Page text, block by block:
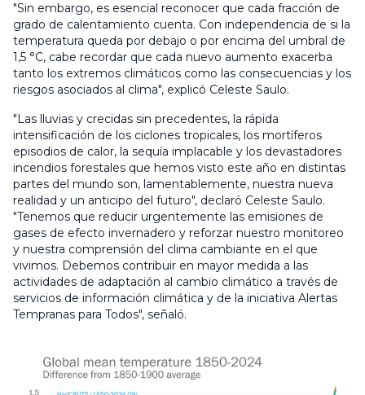
"Sin embargo, es esencial reconocer que cada fracción de
grado de calentamiento cuenta. Con independencia de si la
temperatura queda por debajo o por encima del umbral de
1,5 °C, cabe recordar que cada nuevo aumento exacerba
tanto los extremos climáticos como las consecuencias y los
riesgos asociados al clima", explicó Celeste Saulo.
"Las lluvias y crecidas sin precedentes, la rápida
intensificación de los ciclones tropicales, los mortíferos
episodios de calor, la sequía implacable y los devastadores
incendios forestales que hemos visto este año en distintas
partes del mundo son, lamentablemente, nuestra nueva
realidad y un anticipo del futuro", declaró Celeste Saulo.
"Tenemos que reducir urgentemente las emisiones de
gases de efecto invernadero y reforzar nuestro monitoreo
y nuestra comprensión del clima cambiante en el que
vivimos. Debemos contribuir en mayor medida a las
actividades de adaptación al cambio climático a través de
servicios de información climática y de la iniciativa Alertas
Tempranas para Todos", señaló.